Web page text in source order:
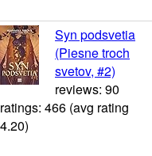
Syn podsvetia
(Piesne troch
svetov, #2)
reviews: 90
ratings: 466 (avg rating
4.20)